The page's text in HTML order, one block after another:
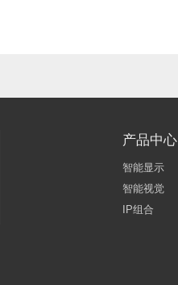
产品中心
智能显示
智能视觉
IP组合